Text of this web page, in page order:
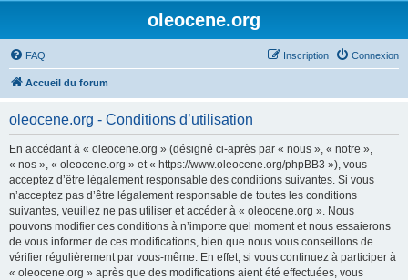
oleocene.org
FAQ Connexion
Inscription
Accueil du forum
oleocene.org - Conditions d’utilisation
En accédant à « oleocene.org » (désigné ci-après par « nous », « notre »,
« nos », « oleocene.org » et « https://www.oleocene.org/phpBB3 »), vous
acceptez d’être légalement responsable des conditions suivantes. Si vous
n’acceptez pas d’être légalement responsable de toutes les conditions
suivantes, veuillez ne pas utiliser et accéder à « oleocene.org ». Nous
pouvons modifier ces conditions à n’importe quel moment et nous essaierons
de vous informer de ces modifications, bien que nous vous conseillons de
vérifier régulièrement par vous-même. En effet, si vous continuez à participer à
« oleocene.org » après que des modifications aient été effectuées, vous